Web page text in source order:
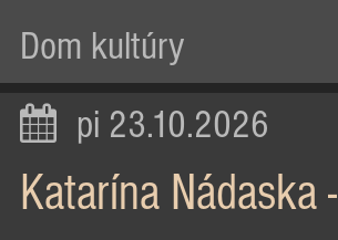
Dom kultúry
pi 23.10.2026
Katarína Nádaska -